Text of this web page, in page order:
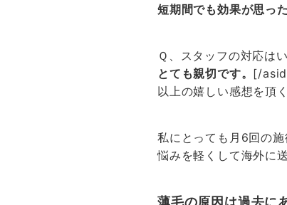
短期間でも効果が思っ
Ｑ、スタッフの対応は
とても親切です。 [/
以上の嬉しい感想を頂
私にとっても月6回の
悩みを軽くして海外に
薄毛の原因は過去に